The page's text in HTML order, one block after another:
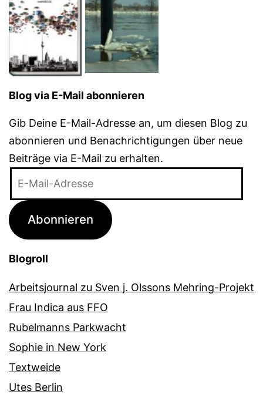
Blog via E-Mail abonnieren
Gib Deine E-Mail-Adresse an, um diesen Blog zu
abonnieren und Benachrichtigungen über neue
Beiträge via E-Mail zu erhalten.
Adresse
Abonnieren
Blogroll
Arbeitsjournal zu Sven j. Olssons Mehring-Projekt
Frau Indica aus FFO
Rubelmanns Parkwacht
Sophie in New York
Textweide
Utes Berlin